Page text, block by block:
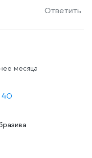
Ответить
месяца
40